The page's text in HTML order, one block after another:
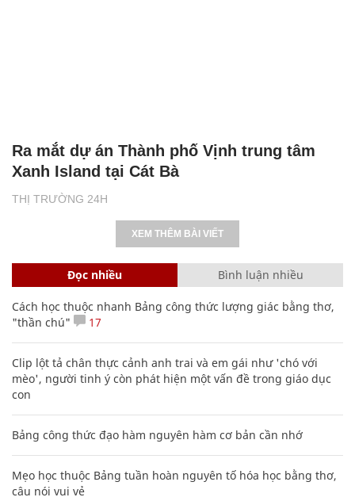
THỊ TRƯỜNG 24H
Ra mắt dự án Thành phố Vịnh trung tâm
Xanh Island tại Cát Bà
XEM THÊM BÀI VIẾT
Đọc nhiều Bình luận nhiều
Cách học thuộc nhanh Bảng công thức lượng giác bằng thơ,
"thần chú"
17
Clip lột tả chân thực cảnh anh trai và em gái như 'chó với
mèo', người tinh ý còn phát hiện một vấn đề trong giáo dục
con
Bảng công thức đạo hàm nguyên hàm cơ bản cần nhớ
Mẹo học thuộc Bảng tuần hoàn nguyên tố hóa học bằng thơ,
câu nói vui vẻ